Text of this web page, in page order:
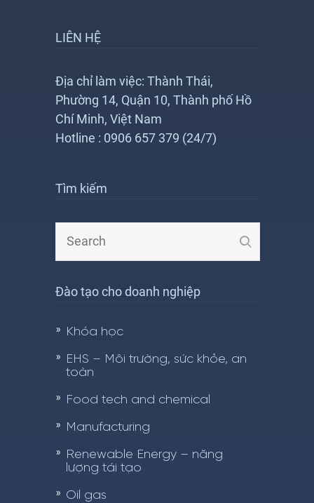
LIÊN HỆ
Địa chỉ làm việc: Thành Thái,
Phường 14, Quận 10, Thành phố Hồ
Chí Minh, Việt Nam
Hotline : 0906 657 379 (24/7)
Tìm kiếm
Đào tạo cho doanh nghiệp
Khóa học
EHS – Môi trường, sức khỏe, an
toàn
Food tech and chemical
Manufacturing
Renewable Energy – năng
lượng tái tạo
Oil gas